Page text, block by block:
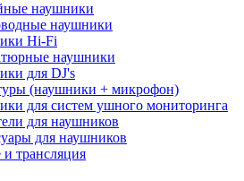
наушники
наушники
Hi-Fi
наушники
для DJ's
(наушники + микрофон)
для систем ушного мониторинга
для наушников
для наушников
трансляция